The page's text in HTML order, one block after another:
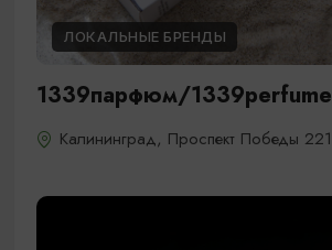
ЛОКАЛЬНЫЕ БРЕНДЫ
1339парфюм/1339perfume
Калининград, Проспект Победы 221